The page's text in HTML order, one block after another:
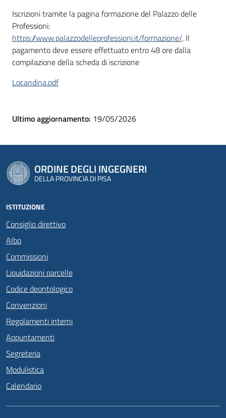
Iscrizioni tramite la pagina formazione del Palazzo delle
Professioni:
https://www.palazzodelleprofessioni.it/formazione/. Il
pagamento deve essere effettuato entro 48 ore dalla
compilazione della scheda di iscrizione
Locandina.pdf
Ultimo aggiornamento: 19/05/2026
ORDINE DEGLI INGEGNERI
DELLA PROVINCIA DI PISA
ISTITUZIONE
Consiglio direttivo
Albo
Commissioni
Liquidazioni parcelle
Codice deontologico
Convenzioni
Regolamenti interni
Appuntamenti
Segreteria
Modulistica
Calendario